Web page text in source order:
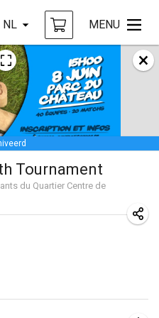
NL MENU
Tournament
du Quartier Centre de
Dubâtonvaigeois